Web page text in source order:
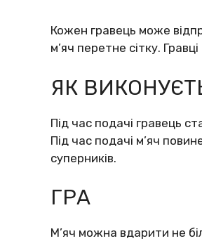
Кожен гравець може
м’яч перетне сітку.
ЯК
Під час подачі гравець
Під час подачі м’яч
суперників.
ГРА
М’яч можна вдарити не